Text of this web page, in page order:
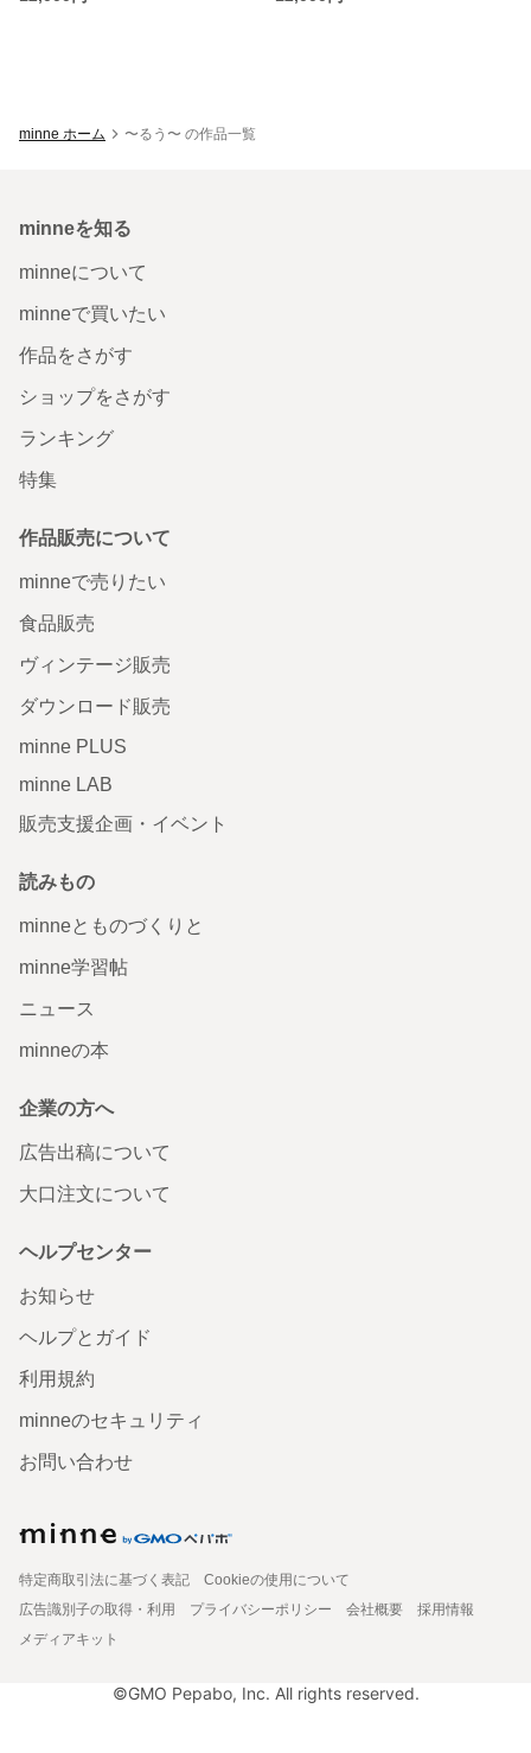
minne ホーム 〜るう〜 の作品一覧
minneを知る
minneについて
minneで買いたい
作品をさがす
ショップをさがす
ランキング
特集
作品販売について
minneで売りたい
食品販売
ヴィンテージ販売
ダウンロード販売
minne PLUS
minne LAB
販売支援企画・イベント
読みもの
minneとものづくりと
minne学習帖
ニュース
minneの本
企業の方へ
広告出稿について
大口注文について
ヘルプセンター
お知らせ
ヘルプとガイド
利用規約
minneのセキュリティ
お問い合わせ
特定商取引法に基づく表記
Cookieの使用について
広告識別子の取得・利用
プライバシーポリシー 会社概要
採用情報
メディアキット
©GMO Pepabo, Inc. All rights reserved.